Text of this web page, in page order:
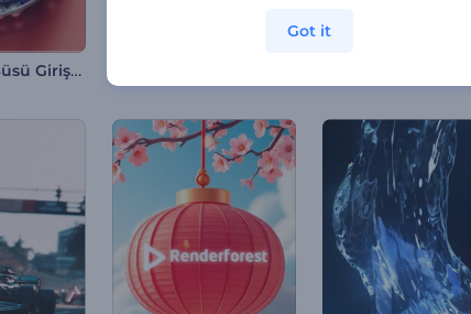
Noel Ağacı Süsü Giriş Videosu
Got it